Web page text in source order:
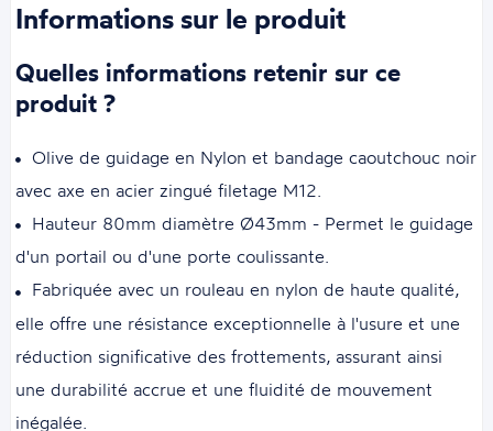
Informations sur le produit
Quelles informations retenir sur ce
produit ?
Olive de guidage en Nylon et bandage caoutchouc noir
avec axe en acier zingué filetage M12.
Hauteur 80mm diamètre Ø43mm - Permet le guidage
d'un portail ou d'une porte coulissante.
Fabriquée avec un rouleau en nylon de haute qualité,
elle offre une résistance exceptionnelle à l'usure et une
réduction significative des frottements, assurant ainsi
une durabilité accrue et une fluidité de mouvement
inégalée.